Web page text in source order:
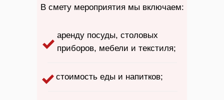
В смету мероприятия мы включаем:
аренду посуды, столовых
приборов, мебели и текстиля;
стоимость еды и напитков;